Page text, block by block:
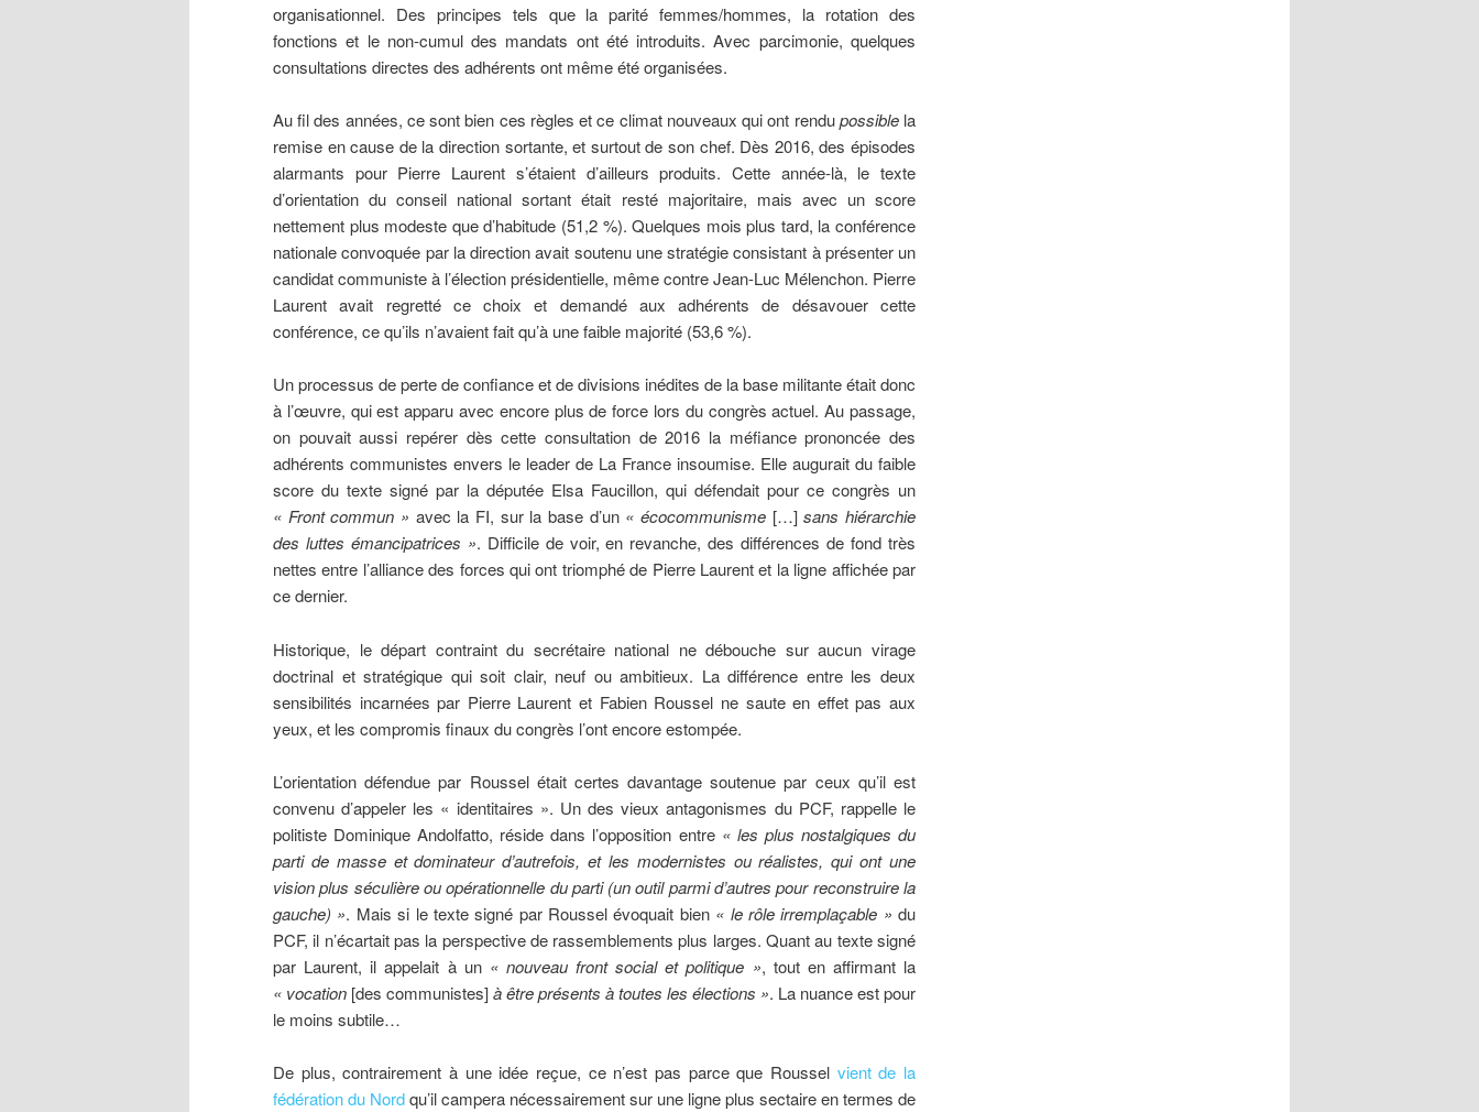
organisationnel. Des principes tels que la parité femmes/hommes, la rotation des
fonctions et le non-cumul des mandats ont été introduits. Avec parcimonie, quelques
consultations directes des adhérents ont même été organisées.
Au fil des années, ce sont bien ces règles et ce climat nouveaux qui ont rendupossiblela
remise en cause de la direction sortante, et surtout de son chef. Dès 2016, des épisodes
alarmants pour Pierre Laurent s’étaient d’ailleurs produits. Cette année-là, le texte
d’orientation du conseil national sortant était resté majoritaire, mais avec un score
nettement plus modeste que d’habitude (51,2 %). Quelques mois plus tard, la conférence
nationale convoquée par la direction avait soutenu une stratégie consistant à présenter un
candidat communiste à l’élection présidentielle, même contre Jean-Luc Mélenchon. Pierre
Laurent avait regretté ce choix et demandé aux adhérents de désavouer cette
conférence, ce qu’ils n’avaient fait qu’à une faible majorité (53,6 %).
Un processus de perte de confiance et de divisions inédites de la base militante était donc
à l’œuvre, qui est apparu avec encore plus de force lors du congrès actuel. Au passage,
on pouvait aussi repérer dès cette consultation de 2016 la méfiance prononcée des
adhérents communistes envers le leader de La France insoumise. Elle augurait du faible
score du texte signé par la députée Elsa Faucillon, qui défendait pour ce congrès un
« Front commun » avec la FI, sur la base d’un « écocommunisme […]sans hiérarchie
des luttes émancipatrices ». Difficile de voir, en revanche, des différences de fond très
nettes entre l’alliance des forces qui ont triomphé de Pierre Laurent et la ligne affichée par
ce dernier.
Historique, le départ contraint du secrétaire national ne débouche sur aucun virage
doctrinal et stratégique qui soit clair, neuf ou ambitieux. La différence entre les deux
sensibilités incarnées par Pierre Laurent et Fabien Roussel ne saute en effet pas aux
yeux, et les compromis finaux du congrès l’ont encore estompée.
L’orientation défendue par Roussel était certes davantage soutenue par ceux qu’il est
convenu d’appeler les « identitaires ». Un des vieux antagonismes du PCF, rappelle le
politiste Dominique Andolfatto, réside dans l’opposition entre « les plus nostalgiques du
parti de masse et dominateur d’autrefois, et les modernistes ou réalistes, qui ont une
vision plus séculière ou opérationnelle du parti (un outil parmi d’autres pour reconstruire la
gauche) ». Mais si le texte signé par Roussel évoquait bien « le rôle irremplaçable » du
PCF, il n’écartait pas la perspective de rassemblements plus larges. Quant au texte signé
par Laurent, il appelait à un « nouveau front social et politique », tout en affirmant la
« vocation [des communistes]à être présents à toutes les élections ». La nuance est pour
le moins subtile…
De plus, contrairement à une idée reçue, ce n’est pas parce que Roussel vient de la
fédération du Nordqu’il campera nécessairement sur une ligne plus sectaire en termes de